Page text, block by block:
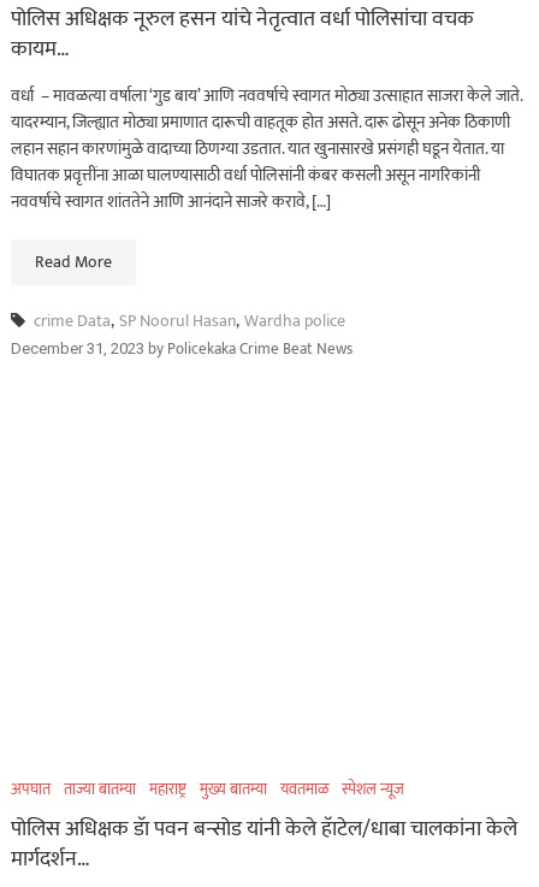
पोलिस अधिक्षक नूरुल हसन यांचे नेतृत्वात वर्धा पोलिसांचा वचक
कायम…
वर्धा – मावळत्या वर्षाला ‘गुड बाय’ आणि नववर्षाचे स्वागत मोठ्या उत्साहात साजरा केले जाते.
यादरम्यान, जिल्ह्यात मोठ्या प्रमाणात दारूची वाहतूक होत असते. दारू ढोसून अनेक ठिकाणी
लहान सहान कारणांमुळे वादाच्या ठिणग्या उडतात. यात खुनासारखे प्रसंगही घडून येतात. या
विघातक प्रवृत्तींना आळा घालण्यासाठी वर्धा पोलिसांनी कंबर कसली असून नागरिकांनी
नववर्षाचे स्वागत शांततेने आणि आनंदाने साजरे करावे, […]
Read More
crime Data,SP Noorul Hasan,Wardha police
December 31, 2023 byPolicekaka Crime Beat News
अपघात ताज्या बातम्या महाराष्ट्र मुख्य बातम्या यवतमाळ स्पेशल न्यूज
पोलिस अधिक्षक डॅा पवन बन्सोड यांनी केले हॅाटेल/धाबा चालकांना केले
मार्गदर्शन…